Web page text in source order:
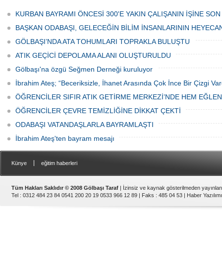
Haftası" etkinlikleri Ankara'da devam
ediyor.
bulunan esnaf ve alışverişe gelen
vatandaşlar park cezaları yüzünden
canından bezdi.
KURBAN BAYRAMI ÖNCESİ 300'E YAKIN ÇALIŞANIN İŞİNE
BAŞKAN ODABAŞI, GELECEĞİN BİLİM İNSANLARININ
GÖLBAŞI’NDA ATA TOHUMLARI TOPRAKLA BULUŞTU
ATIK GEÇİCİ DEPOLAMA ALANI OLUŞTURULDU
Gölbaşı'na özgü Seğmen Derneği kuruluyor
İbrahim Ateş; “Beceriksizle, İhanet Arasında Çok İnce Bir Çizgi
ÖĞRENCİLER SIFIR ATIK GETİRME MERKEZİ’NDE HEM
ÖĞRENCİLER ÇEVRE TEMİZLİĞİNE DİKKAT ÇEKTİ
ODABAŞI VATANDAŞLARLA BAYRAMLAŞTI
İbrahim Ateş'ten bayram mesajı
Künye eğitim haberleri
Tüm Hakları Saklıdır © 2008 Gölbaşı Taraf | İzinsiz ve kaynak gösterilmeden
Tel : 0312 484 23 84 0541 200 20 19 0533 966 12 89 | Faks : 485 04 53 | Haber Yazılımı